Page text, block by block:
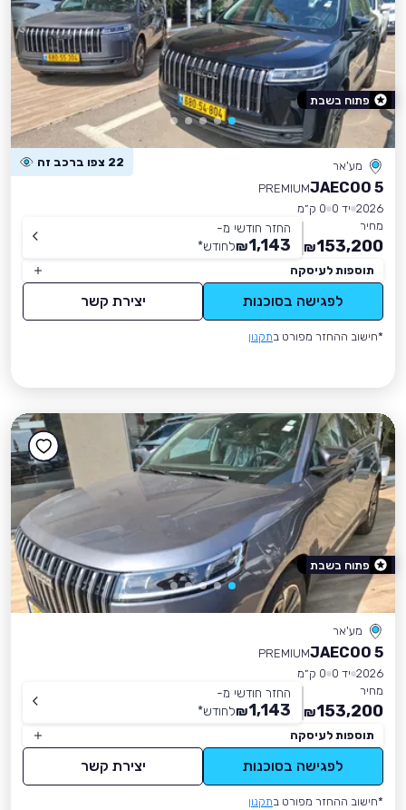
מע'אר 22 צפו ברכב זה
JAECOO 5
PREMIUM
2026 יד 0
0 ק״מ
מחיר
153,200
₪
החזר חודשי מ-
1,143
₪לחודש*
תוספות לעיסקה
לפגישה בסוכנות יצירת קשר
*חישוב ההחזר מפורט בתקנון
פתוח בשבת
מע'אר
JAECOO 5
PREMIUM
2026 יד 0
0 ק״מ
מחיר
153,200
₪
החזר חודשי מ-
1,143
₪לחודש*
תוספות לעיסקה
לפגישה בסוכנות יצירת קשר
*חישוב ההחזר מפורט בתקנון
פתוח בשבת